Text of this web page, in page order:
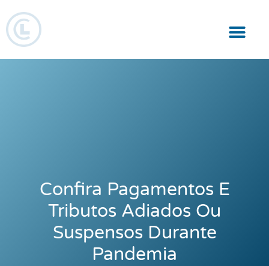
Confira Pagamentos E
Tributos Adiados Ou
Suspensos Durante
Pandemia